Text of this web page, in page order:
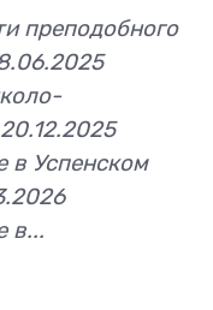
преподобного
в Успенском
в...